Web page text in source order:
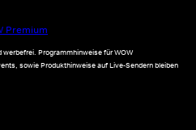
Premium
Programmhinweise für WOW
sowie Produkthinweise auf Live-Sendern bleiben